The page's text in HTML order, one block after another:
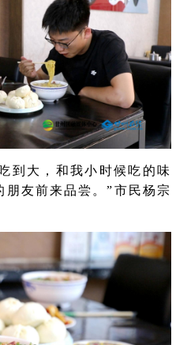
到大，和我小时候吃的味
友前来品尝。”市民杨宗